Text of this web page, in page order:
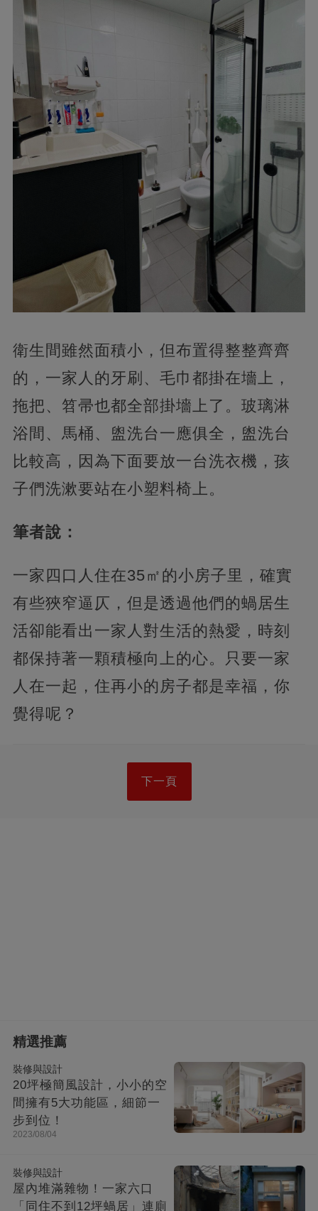
衛生間雖然面積小，但布置得整整齊齊
的，一家人的牙刷、毛巾都掛在墻上，
拖把、笤帚也都全部掛墻上了。玻璃淋
浴間、馬桶、盥洗台一應俱全，盥洗台
比較高，因為下面要放一台洗衣機，孩
子們洗漱要站在小塑料椅上。
筆者說：
一家四口人住在35㎡的小房子里，確實
有些狹窄逼仄，但是透過他們的蝸居生
活卻能看出一家人對生活的熱愛，時刻
都保持著一顆積極向上的心。只要一家
人在一起，住再小的房子都是幸福，你
覺得呢？
下一頁
精選推薦
裝修與設計
20坪極簡風設計，小小的空
間擁有5大功能區，細節一
步到位！
2023/08/04
裝修與設計
屋內堆滿雜物！一家六口
「同住不到12坪蝸居」連廁